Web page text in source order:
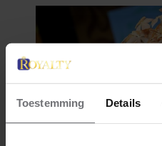
Toestemming Details